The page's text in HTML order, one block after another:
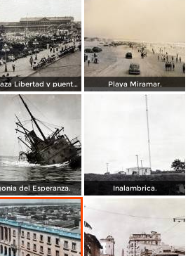
La Plaza Libertad y puente Francisco I Madero Tampico, Tamaulipas Playa Miramar.
del Esperanza. Inalambrica.